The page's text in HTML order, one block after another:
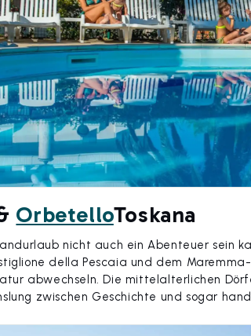
OrbetelloToskana
nicht auch ein Abenteuer sein
della Pescaia und dem Maremma-
abwechseln. Die mittelalterlichen
zwischen Geschichte und sogar